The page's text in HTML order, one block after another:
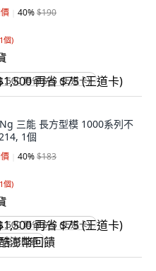
40%$190
個)
再省 $75 (王道卡)
三能 長方型模 1000系列不
1個
40%$183
個)
再省 $75 (王道卡)
澎幣回饋